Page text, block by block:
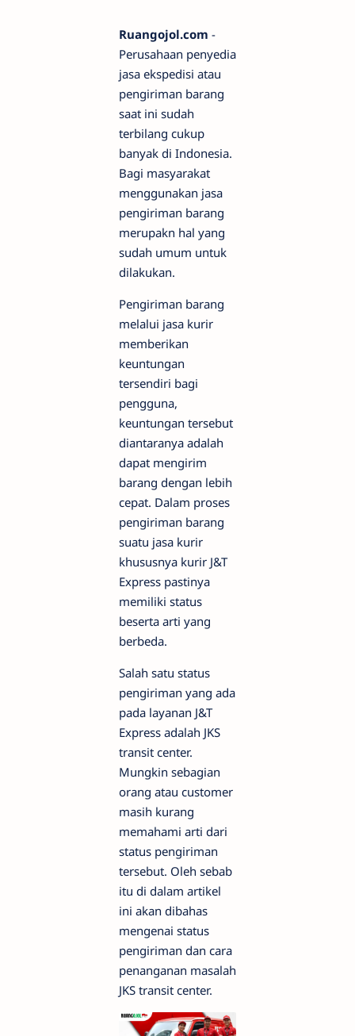
Ruangojol.com -
Perusahaan penyedia
jasa ekspedisi atau
pengiriman barang
saat ini sudah
terbilang cukup
banyak di Indonesia.
Bagi masyarakat
menggunakan jasa
pengiriman barang
merupakn hal yang
sudah umum untuk
dilakukan.
Pengiriman barang
melalui jasa kurir
memberikan
keuntungan
tersendiri bagi
pengguna,
keuntungan tersebut
diantaranya adalah
dapat mengirim
barang dengan lebih
cepat. Dalam proses
pengiriman barang
suatu jasa kurir
khususnya kurir J&T
Express pastinya
memiliki status
beserta arti yang
berbeda.
Salah satu status
pengiriman yang ada
pada layanan J&T
Express adalah JKS
transit center.
Mungkin sebagian
orang atau customer
masih kurang
memahami arti dari
status pengiriman
tersebut. Oleh sebab
itu di dalam artikel
ini akan dibahas
mengenai status
pengiriman dan cara
penanganan masalah
JKS transit center.